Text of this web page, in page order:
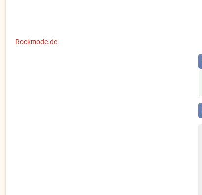
Rockmode.de